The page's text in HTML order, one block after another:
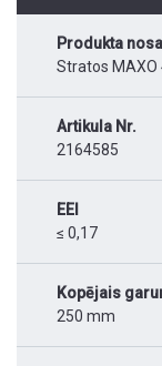
Produkta
Stratos MAXO
Artikula Nr.
2164585
EEI
≤ 0,17
Kopējais
250 mm